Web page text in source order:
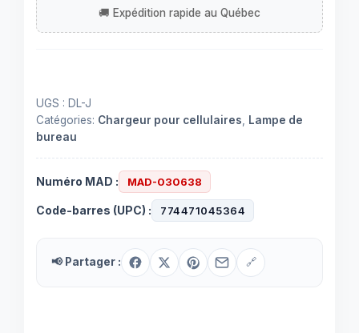
chargeur
sans
éclairage
et
fonctions
UGS : DL-J
Catégories: Chargeur pour cellulaires
Lampe de
bureau
Numéro MAD : MAD-030638
Code-barres (UPC) : 774471045364
📢 Partager : 🔗